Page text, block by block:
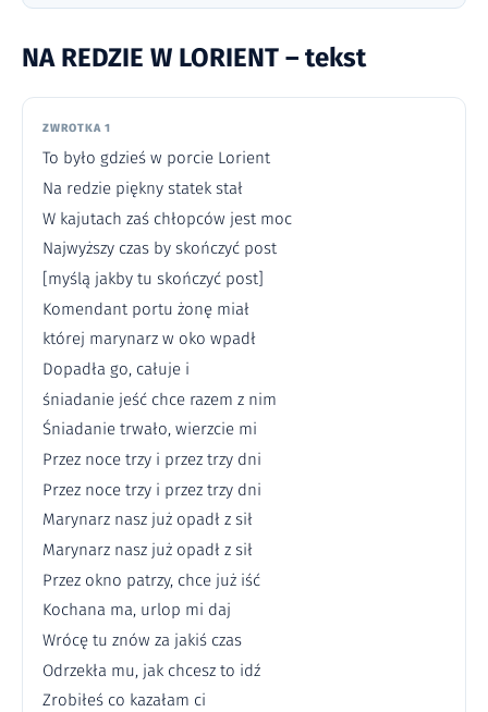
NA REDZIE W LORIENT – tekst
ZWROTKA 1
To było gdzieś w porcie Lorient
Na redzie piękny statek stał
W kajutach zaś chłopców jest moc
Najwyższy czas by skończyć post
[myślą jakby tu skończyć post]
Komendant portu żonę miał
której marynarz w oko wpadł
Dopadła go, całuje i
śniadanie jeść chce razem z nim
Śniadanie trwało, wierzcie mi
Przez noce trzy i przez trzy dni
Przez noce trzy i przez trzy dni
Marynarz nasz już opadł z sił
Marynarz nasz już opadł z sił
Przez okno patrzy, chce już iść
Kochana ma, urlop mi daj
Wrócę tu znów za jakiś czas
Odrzekła mu, jak chcesz to idź
Zrobiłeś co kazałam ci